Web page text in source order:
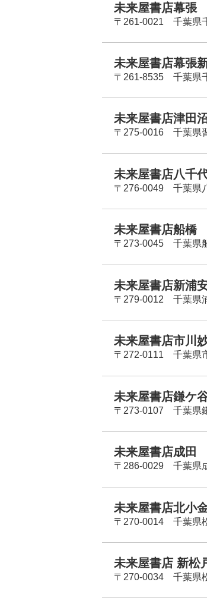
未来屋書店幕張
〒261-0021 千葉県
未来屋書店幕張
〒261-8535 千葉県
未来屋書店津田
〒275-0016 千葉県
未来屋書店八千
〒276-0049 千葉県
未来屋書店船橋
〒273-0045 千葉県
未来屋書店新浦
〒279-0012 千葉県
未来屋書店市川
〒272-0111 千葉県
未来屋書店鎌ケ
〒273-0107 千葉県
未来屋書店成田
〒286-0029 千葉県
未来屋書店北小
〒270-0014 千葉県
未来屋書店 新松
〒270-0034 千葉県